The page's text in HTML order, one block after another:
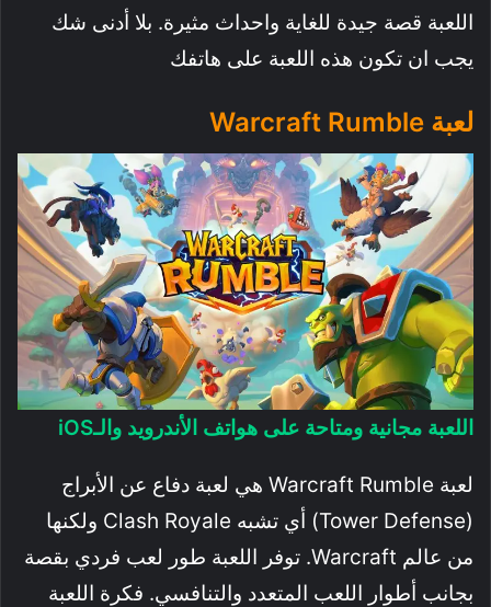
اللعبة قصة جيدة للغاية واحداث مثيرة. بلا أدنى شك
يجب ان تكون هذه اللعبة على هاتفك
لعبة Warcraft Rumble
اللعبة مجانية ومتاحة على هواتف الأندرويد والـiOS
لعبة Warcraft Rumble هي لعبة دفاع عن الأبراج
(Tower Defense) أي تشبه Clash Royale ولكنها
من عالم Warcraft. توفر اللعبة طور لعب فردي بقصة
بجانب أطوار اللعب المتعدد والتنافسي. فكرة اللعبة